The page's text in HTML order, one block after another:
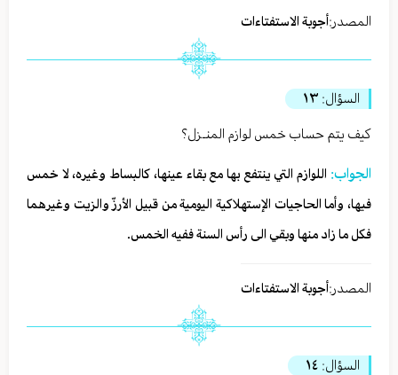
المصدر:أجوبة الاستفتاءات
السؤال: ١٣
كيف يتم حساب خمس لوازم المنـزل؟
الجواب: اللوازم التي ينتفع بها مع بقاء عينها، كالبساط وغيره، لا خمس
فيها، وأما الحاجيات الإستهلاكية اليومية من قبيل الأرزّ والزيت وغيرهما
فكل ما زاد منها وبقي الى رأس السنة ففيه الخمس.
المصدر:أجوبة الاستفتاءات
السؤال: ١٤